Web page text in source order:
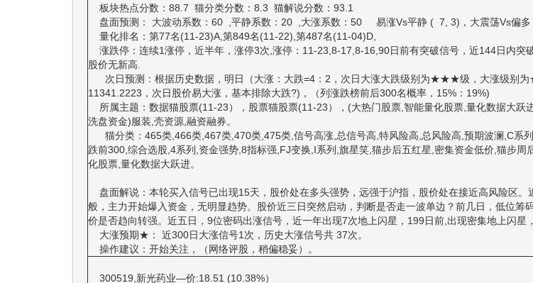
板块热点分数：88.7 猫分类分数：8.3 猫解说分数：93.1
盘面预测： 大波动系数：60 ,平静系数：20 ,大涨系数：50 易涨Vs平静 ( 7, 3)，大震荡Vs偏
量化排名：第77名(11-23)A,第849名(11-22),第487名(11-04)D,
涨跌停：连续1涨停，近半年，涨停3次,涨停：11-23,8-17,8-16,90日前有突破信号，近144日内
股价无新高.
次日预测：根据历史数据，明日（大涨：大跌=4：2，次日大涨大跌级别为★★★级，大涨级别为
11341.2223，次日股价易大涨，基本排除大跌?)，（列涨跌榜前后300名概率，15%：19%)
所属主题：数据猫股票(11-23），股票猫股票(11-23），(大热门股票,智能量化股票,量化数据大跃
洗盘资金)服装,壳资源,融资融券。
猫分类：465类,466类,467类,470类,475类,信号高涨,总信号高,特风险高,总风险高,预期波澜,C系
跌前300,综合选股,4系列,资金强势,8指标强,FJ变换,I系列,旗星笑,猫步后五红星,密集资金低价,猫步周
化股票,量化数据大跃进。
盘面解说：本轮买入信号已出现15天，股价处在多头强势，远强于沪指，股价处在接近高风险区。
般，主力开始爆入资金，无明显趋势。股价近三日突然启动，判断是否走一波单边？前几日，低位筹
价是否趋向转强。近五日，9位密码出涨信号，近一年出现7次地上闪星，199日前,出现密集地上闪星，
大涨预期★： 近300日大涨信号1次，历史大涨信号共 37次。
操作建议：开始关注，（网络评股，稍偏稳妥）。
300519,新光药业—价:18.51 (10.38%）